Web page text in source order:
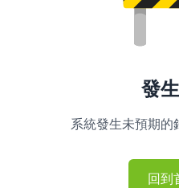
發
系統發生未預期的
回到